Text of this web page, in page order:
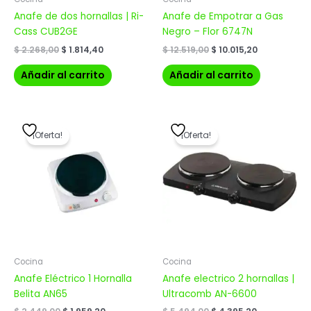
Anafe de dos hornallas | Ri-
Cass CUB2GE
$2.268,00 $ 1.814,40
Añadir al carrito
Anafe de Empotrar a Gas
Negro – Flor 6747N
$12.519,00 $ 10.015,20
Añadir al carrito
¡Oferta!
Cocina
Anafe Eléctrico 1 Hornalla
Belita AN65
original
era:
$ 2.449,00.$ 1.959,20.
¡Oferta!
Cocina
Anafe electrico 2 hornallas |
Ultracomb AN-6600
original
era:
$ 5.494,00.$ 4.395,20.